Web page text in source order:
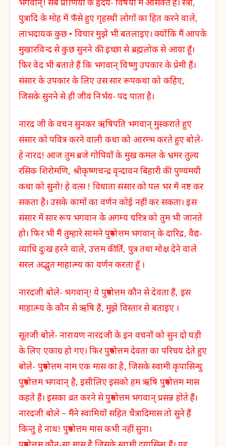
भगवान्! सब प्राणियों के हृदय- विषयों में आसक्त हैं। स्त्री,
पुत्रादि के मोह में फँसे हुए गृहस्थी लोगों का हित करने वाले,
लाभदायक कुछ • विचार मुझे भी बतलाइए। क्योंकि मैं आपके
मुखारविन्द से कुछ सुनने की इच्छा से ब्रह्मलोक से आया हूँ।
फिर वेद भी बताते हैं कि भगवान् विष्णु उपकार के प्रेमी हैं।
संसार के उपकार के लिए उस सार रूपकथा को कहिए,
जिसके सुनने से ही जीव निर्भय- पद पाता है।
नारद जी के वचन सुनकर ऋषिपति भगवान् मुस्कराते हुए
संसार को पवित्र करने वाली कथा को आरम्भ करते हुए बोले-
हे नारद! आज तुम ब्रजे गोपियों के मुख कमल के भ्रमर तुल्य
रसिक शिरोमणि, श्रीकृष्णचन्द्र वृन्दावन बिहारी की पुण्यमयी
कथा को सुनो! हे वत्स ! विधाता संसार को पल भर में नष्ट कर
सकता है। उसके कामों का वर्णन कोई नहीं कर सकता। इस
संसार में सार रूप भगवान के अगम्य चरित्र को तुम भी जानते
हो। फिर भी मैं तुम्हारे सामने पुरुषोत्तम भगवान् के दारिद्र, वैद्य-
व्याधि दुःख हरने वाले, उत्तम कीर्ति, पुत्र तथा मोक्ष देने वाले
सरल अद्भुत माहात्म्य का वर्णन करता हूँ ।
नारदजी बोले- भगवान्! ये पुरुषोत्तम कौन से देवता हैं, इस
माहात्म्य के कौन से ऋषि हैं, मुझे विस्तार से बताइए ।
सूतजी बोले- नारायण नारदजी के इन वचनों को सुन दो घड़ी
के लिए एकाग्र हो गए। फिर पुरुषोत्तम देवता का परिचय देते हुए
बोले- पुरुषोत्तम नाम एक मास का है, जिसके स्वामी कृपासिन्धु
पुरुषोत्तम भगवान् है, इसीलिए इसको हम ऋषि पुरुषोत्तम मास
कहते हैं। इसका व्रत करने से पुरुषोत्तम भगवान् प्रसन्न होते हैं।
नारदजी बोले – मैंने स्वामियों सहित चैत्रादिमास तो सुने हैं
किन्तु हे नाथ! पुरुषोत्तम मास कभी नहीं सुना।